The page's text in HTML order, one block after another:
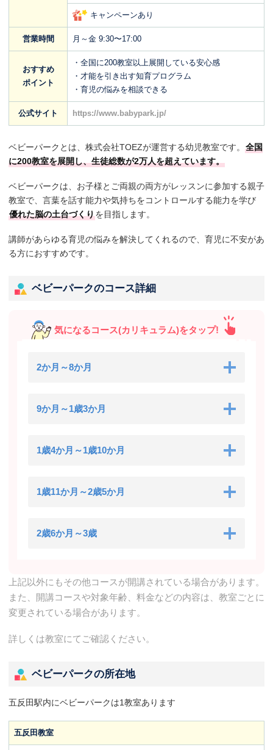
キャンペーンあり
営業時間 月～金 9:30〜17:00
おすすめ
ポイント
・全国に200教室以上展開している安心感
・才能を引き出す知育プログラム
・育児の悩みを相談できる
公式サイト https://www.babypark.jp/
ベビーパークとは、株式会社TOEZが運営する幼児教室です。 全国
に200教室を展開し、生徒総数が2万人を超えています。
ベビーパークは、お子様とご両親の両方がレッスンに参加する親子
教室で、言葉を話す能力や気持ちをコントロールする能力を学び
優れた脳の土台づくりを目指します。
講師があらゆる育児の悩みを解決してくれるので、育児に不安があ
る方におすすめです。
ベビーパークのコース詳細
気になるコース(カリキュラム)をタップ!
2か月～8か月
9か月～1歳3か月
1歳4か月～1歳10か月
1歳11か月～2歳5か月
2歳6か月～3歳
上記以外にもその他コースが開講されている場合があります。
また、開講コースや対象年齢、料金などの内容は、教室ごとに
変更されている場合があります。
詳しくは教室にてご確認ください。
ベビーパークの所在地
五反田駅内にベビーパークは1教室あります
五反田教室